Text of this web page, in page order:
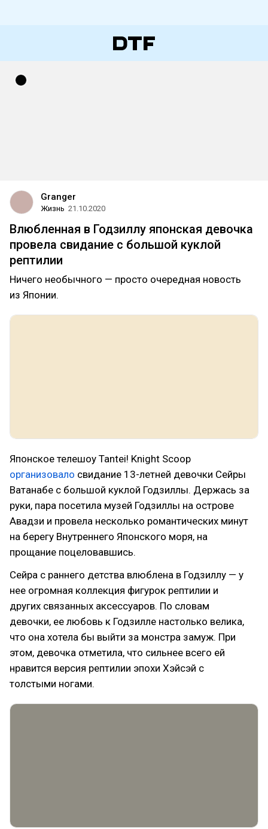
Granger
Жизнь 21.10.2020
Влюбленная в Годзиллу японская девочка
провела свидание с большой куклой
рептилии
Ничего необычного — просто очередная новость
из Японии.
Японское телешоу Tantei! Knight Scoop
организовало свидание 13-летней девочки Сейры
Ватанабе с большой куклой Годзиллы. Держась за
руки, пара посетила музей Годзиллы на острове
Авадзи и провела несколько романтических минут
на берегу Внутреннего Японского моря, на
прощание поцеловавшись.
Сейра с раннего детства влюблена в Годзиллу — у
нее огромная коллекция фигурок рептилии и
других связанных аксессуаров. По словам
девочки, ее любовь к Годзилле настолько велика,
что она хотела бы выйти за монстра замуж. При
этом, девочка отметила, что сильнее всего ей
нравится версия рептилии эпохи Хэйсэй с
толстыми ногами.